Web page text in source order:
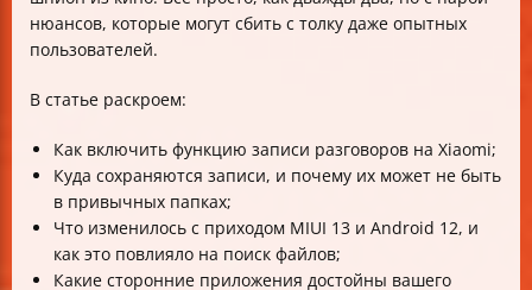
нюансов, которые могут сбить с толку даже опытных
пользователей.
В статье раскроем:
Как включить функцию записи разговоров на Xiaomi;
Куда сохраняются записи, и почему их может не быть
в привычных папках;
Что изменилось с приходом MIUI 13 и Android 12, и
как это повлияло на поиск файлов;
Какие сторонние приложения достойны вашего